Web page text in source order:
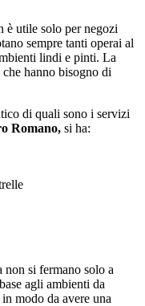
è utile solo per negozi
sempre tanti operai al
lindi e pinti. La
hanno bisogno di
di quali sono i servizi
Romano, si ha:
si fermano solo a
agli ambienti da
modo da avere una